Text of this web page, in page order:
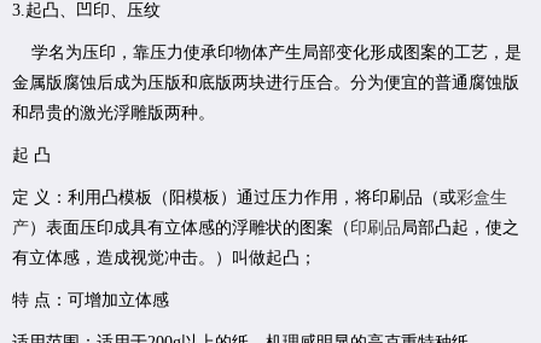
3.起凸、凹印、压纹
学名为压印，靠压力使承印物体产生局部变化形成图案的工艺，是
金属版腐蚀后成为压版和底版两块进行压合。分为便宜的普通腐蚀版
和昂贵的激光浮雕版两种。
起 凸
定 义：利用凸模板（阳模板）通过压力作用，将印刷品（或彩盒生
产）表面压印成具有立体感的浮雕状的图案（ 印刷品局部凸起，使之
有立体感，造成视觉冲击。）叫做起凸；
特 点：可增加立体感